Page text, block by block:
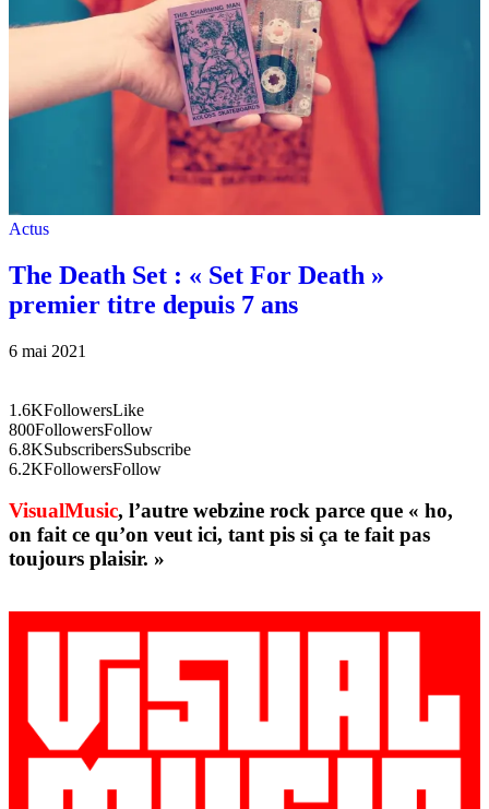
Actus
The Death Set : « Set For Death »
premier titre depuis 7 ans
6 mai 2021
1.6KFollowersLike
800FollowersFollow
6.8KSubscribersSubscribe
6.2KFollowersFollow
VisualMusic, l’autre webzine rock parce que « ho,
on fait ce qu’on veut ici, tant pis si ça te fait pas
toujours plaisir. »